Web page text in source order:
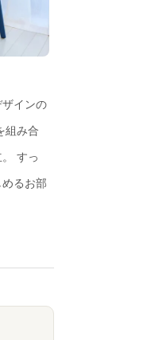
インの
組み合
すっ
るお部